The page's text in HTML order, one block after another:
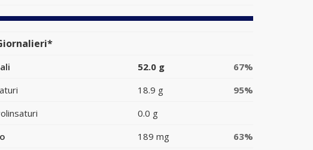
52.0 g
67%
18.9 g
95%
0.0 g
189 mg
63%